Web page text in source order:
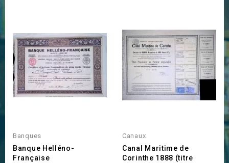
Banques
Banque Helléno-
Française
Canaux
Canal Maritime de
Corinthe 1888 (titre